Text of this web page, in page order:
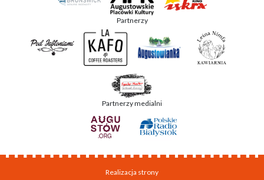
Partnerzy
Partnerzy medialni
Realizacja strony